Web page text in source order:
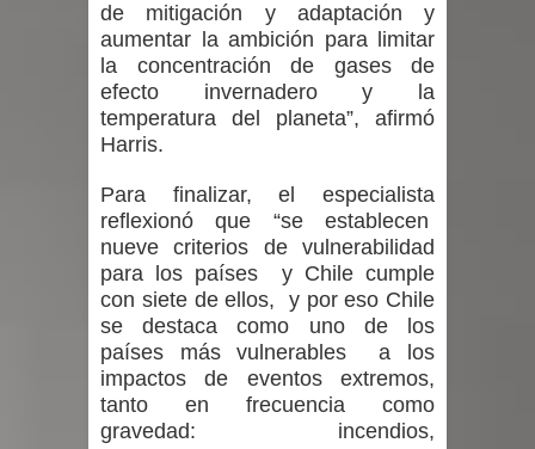
de mitigación y adaptación y
aumentar la ambición para limitar
la concentración de gases de
efecto invernadero y la
temperatura del planeta”, afirmó
Harris.
Para finalizar, el especialista
reflexionó que “se establecen
nueve criterios de vulnerabilidad
para los países y Chile cumple
con siete de ellos, y por eso Chile
se destaca como uno de los
países más vulnerables a los
impactos de eventos extremos,
tanto en frecuencia como
gravedad: incendios,